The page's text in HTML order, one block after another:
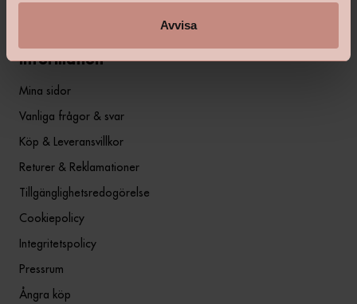
Avvisa
Information
Mina sidor
Vanliga frågor & svar
Köp & Leveransvillkor
Returer & Reklamationer
Tillgänglighetsredogörelse
Cookiepolicy
Integritetspolicy
Pressrum
Ångra köp